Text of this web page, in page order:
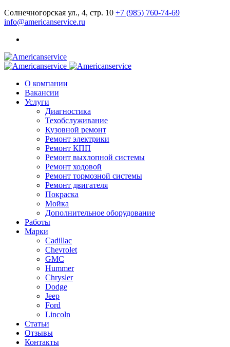
Солнечногорская ул., 4, стр. 10 +7 (985) 760-74-69
info@americanservice.ru
О компании
Вакансии
Услуги
Диагностика
Техобслуживание
Кузовной ремонт
Ремонт электрики
Ремонт КПП
Ремонт выхлопной системы
Ремонт ходовой
Ремонт тормозной системы
Ремонт двигателя
Покраска
Мойка
Дополнительное оборудование
Работы
Марки
Cadillac
Chevrolet
GMC
Hummer
Chrysler
Dodge
Jeep
Ford
Lincoln
Статьи
Отзывы
Контакты